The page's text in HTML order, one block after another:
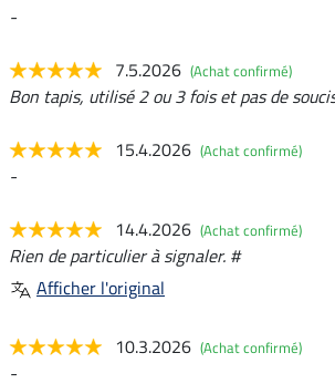
-
7.5.2026 (Achat confirmé)
Bon tapis, utilisé 2 ou 3 fois et pas de
15.4.2026 (Achat confirmé)
-
14.4.2026 (Achat confirmé)
Rien de particulier à signaler. #
Afficher l'original
10.3.2026 (Achat confirmé)
-